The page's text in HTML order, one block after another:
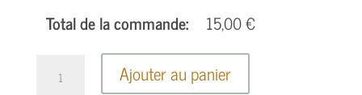
Total de la commande: 15,00€
quantité
Ajouter au panier